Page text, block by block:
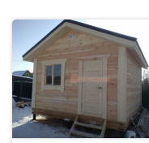
сухой кедр
профилированный
100х150
150х150